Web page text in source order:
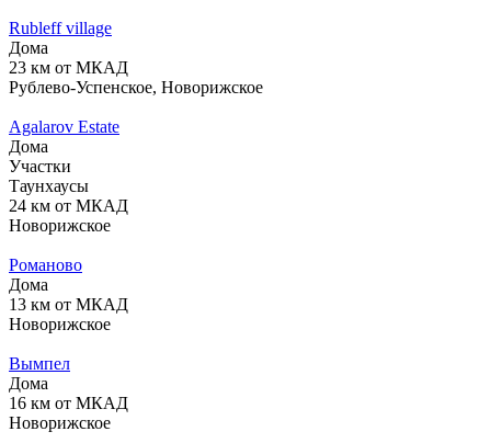
Rubleff village
Дома
23 км от МКАД
Рублево-Успенское, Новорижское
Agalarov Estate
Дома
Участки
Таунхаусы
24 км от МКАД
Новорижское
Романово
Дома
13 км от МКАД
Новорижское
Вымпел
Дома
16 км от МКАД
Новорижское